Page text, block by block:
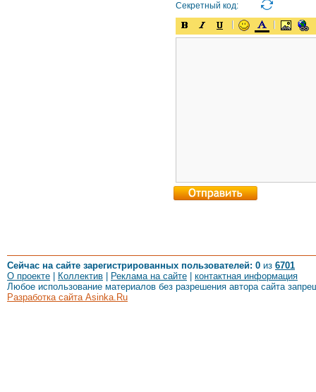
Секретный код:
Сейчас на сайте зарегистрированных пользователей: 0 из 6701
О проекте
Коллектив Реклама на сайте
контактная информация
Любое использование материалов без разрешения автора сайта
Разработка сайта Asinka.Ru